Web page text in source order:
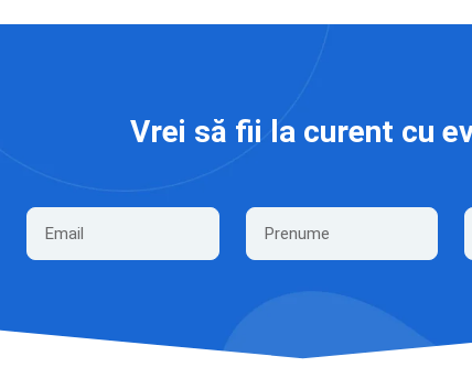
Vrei să fii la curent cu